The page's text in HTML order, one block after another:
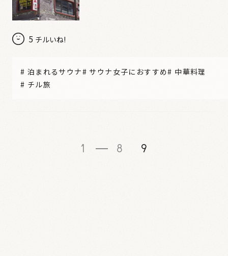
5 チルいね!
# 泊まれるサウナ# サウナ女子におすすめ# 中華料理
# チル旅
1 8 9